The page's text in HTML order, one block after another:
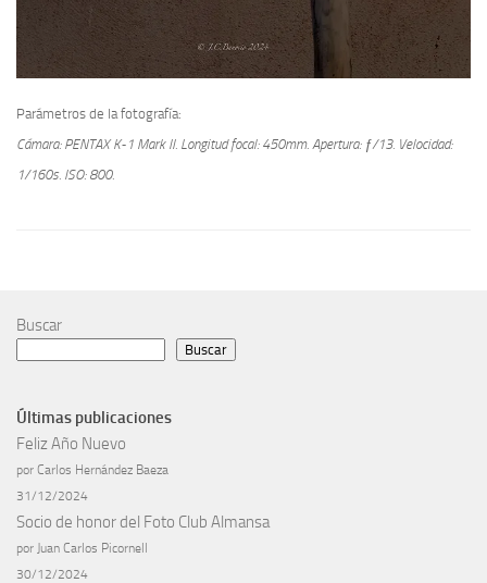
Parámetros de la fotografía:
Cámara: PENTAX K-1 Mark II. Longitud focal: 450mm. Apertura: ƒ/13. Velocidad:
1/160s. ISO: 800.
Buscar
Buscar
Últimas publicaciones
Feliz Año Nuevo
por Carlos Hernández Baeza
31/12/2024
Socio de honor del Foto Club Almansa
por Juan Carlos Picornell
30/12/2024